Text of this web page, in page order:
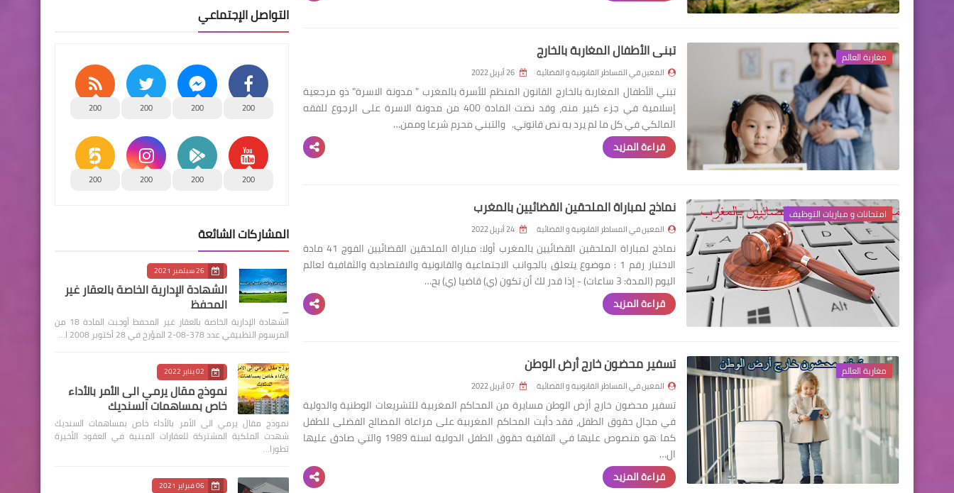
مغاربة العالم تبني الأطفال المغاربة بالخارج
المعين في المساطر القانونية و القضائية
تبني الأطفال المغاربة بالخارج القانون المنظم للأسرة بالمغرب " مدونة الاسرة" ذو مرجعية
إسلامية في جزء كبير منه، وقد نصت المادة 400 من مدونة الاسرة على الرجوع للفقه
المالكي في كل ما لم يرد به نص قانوني. والتبني محرم شرعا وممن…
قراءة المزيد
امتحانات و مباريات التوظيف نماذج لمباراة الملحقين القضائيين بالمغرب
المعين في المساطر القانونية و القضائية
نماذج لمباراة الملحقين القضائيين بالمغرب أولا: مباراة الملحقين القضائيين الفوج 41 مادة
الاختبار رقم 1 : موضوع يتعلق بالجوانب الاجتماعية والقانونية والاقتصادية والثقافية لعالم
اليوم (المدة: 3 ساعات) - إذا قدر لك أن تكون (ي) قاضيا (ي) بح…
قراءة المزيد
مغاربة العالم تسفير محضون خارج أرض الوطن
المعين في المساطر القانونية و القضائية
تسفير محضون خارج أرض الوطن مسايرة من المحاكم المغربية للتشريعات الوطنية والدولية
في مجال حقوق الطفل، فقد دأبت المحاكم المغربية على مراعاة المصالح الفضلى للطفل
كما هو منصوص عليها في اتفاقية حقوق الطفل الدولية لسنة 1989 والتي صادق عليها
ال…
قراءة المزيد
التواصل الإجتماعي
200
200
200
200
200
200
200
200
المشاركات الشائعة
26 سبتمبر 2021
الشهادة الإدارية الخاصة بالعقار غير
المحفظ
الشهادة الإدارية الخاصة بالعقار غير المحفظ أوجبت المادة 18 من
المرسوم التطبيقي عدد 378-08-2 المؤرخ في 28 أكتوبر 2008 ا…
02 يناير 2022
نموذج مقال يرمي الى الأمر بالأداء
خاص بمساهمات السنديك
نموذج مقال يرمي الى الأمر بالأداء خاص بمساهمات السنديك
شهدت الملكية المشتركة للعقارات المبنية في العقود الأخيرة
تطورا…
06 فبراير 2021